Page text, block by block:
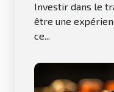
Investir dans le
être une
ce...